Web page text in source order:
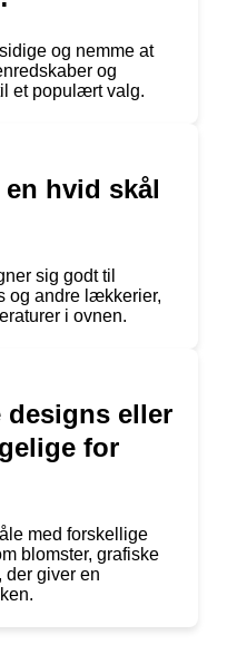
og nemme at
og
et populært valg.
hvid skål
sig godt til
og andre lækkerier,
i ovnen.
designs eller
for
med forskellige
blomster, grafiske
der giver en